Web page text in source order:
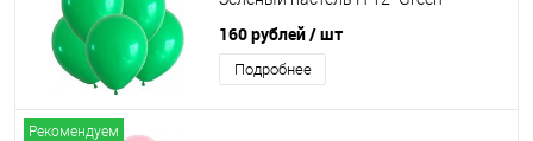
160 рублей/ шт
Подробнее
Рекомендуем